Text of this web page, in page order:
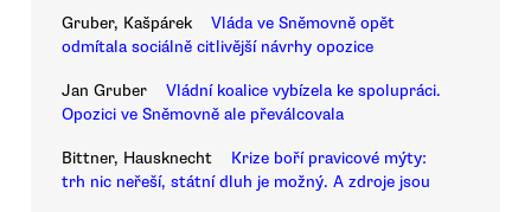
Gruber, Kašpárek
Vláda ve Sněmovně opět
odmítala sociálně citlivější návrhy opozice
Jan Gruber
Vládní koalice vybízela ke spolupráci.
Opozici ve Sněmovně ale převálcovala
Bittner, Hausknecht
Krize boří pravicové mýty:
trh nic neřeší, státní dluh je možný. A zdroje jsou